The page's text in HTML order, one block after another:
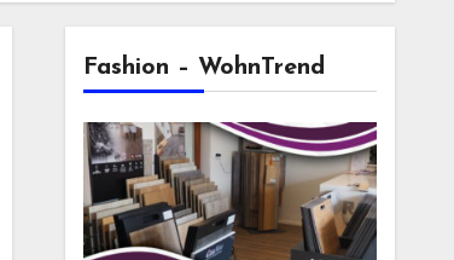
Fashion – WohnTrend